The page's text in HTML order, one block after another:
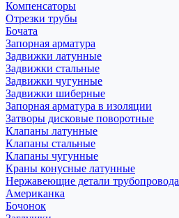
Компенсаторы
Отрезки трубы
Бочата
Запорная арматура
Задвижки латунные
Задвижки стальные
Задвижки чугунные
Задвижки шиберные
Запорная арматура в изоляции
Затворы дисковые поворотные
Клапаны латунные
Клапаны стальные
Клапаны чугунные
Краны конусные латунные
Нержавеющие детали трубопровода
Американка
Бочонок